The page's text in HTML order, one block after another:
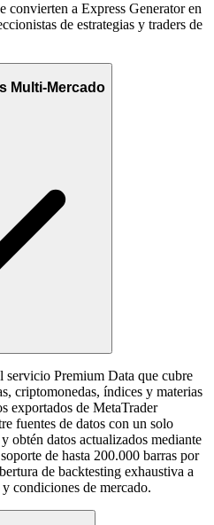
convierten a Express Generator en
de estrategias y traders de
Multi-Mercado
servicio Premium Data que cubre
criptomonedas, índices y materias
exportados de MetaTrader
fuentes de datos con un solo
obtén datos actualizados mediante
de hasta 200.000 barras por
de backtesting exhaustiva a
condiciones de mercado.